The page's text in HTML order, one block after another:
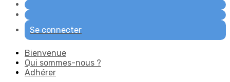
Se connecter
Bienvenue
Qui sommes-nous ?
Adhérer